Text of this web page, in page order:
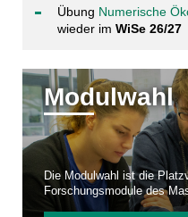
Übung Numerische
wieder im WiSe 26/27
Modulwahl
Die Modulwahl ist die
Forschungsmodule des